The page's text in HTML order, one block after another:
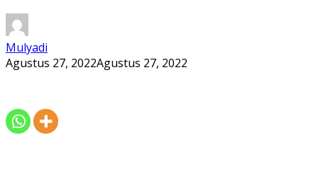
Mulyadi
Agustus 27, 2022Agustus 27, 2022